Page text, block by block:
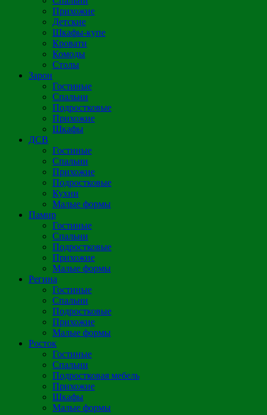
Прихожие
Детские
Шкафы-купе
Кровати
Комоды
Столы
Зарон
Гостиные
Спальни
Подростковые
Прихожие
Шкафы
ДСВ
Гостиные
Спальни
Прихожие
Подростковые
Кухни
Малые формы
Памир
Гостиные
Спальни
Подростковые
Прихожие
Малые формы
Регина
Гостиные
Спальни
Подростковые
Прихожие
Малые формы
Росток
Гостиные
Спальни
Подростковая мебель
Прихожие
Шкафы
Малые формы